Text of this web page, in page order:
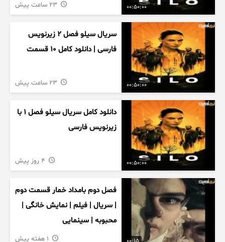
00:50:00
00:50:00
سریال سیلو فصل ۲ زیرنویس
فارسی | دانلود کامل ۱۰ قسمت
00:50:00
دانلود کامل سریال سیلو فصل ۱ با
زیرنویس فارسی
فصل دوم بامداد خمار قسمت دوم
| سریال | فیلم | نمایش خانگی |
محبوبه | سینمایی